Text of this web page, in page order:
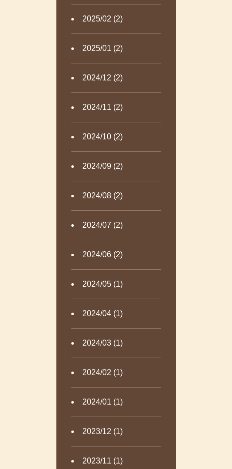
2025/02 (2)
2025/01 (2)
2024/12 (2)
2024/11 (2)
2024/10 (2)
2024/09 (2)
2024/08 (2)
2024/07 (2)
2024/06 (2)
2024/05 (1)
2024/04 (1)
2024/03 (1)
2024/02 (1)
2024/01 (1)
2023/12 (1)
2023/11 (1)